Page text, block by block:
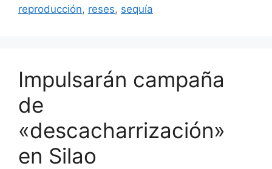
reproducción, reses, sequía
Impulsarán campaña
de
«descacharrización»
en Silao